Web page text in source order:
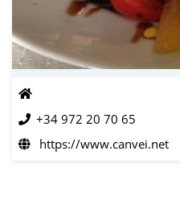
+34 972 20 70 65
https://www.canvei.net